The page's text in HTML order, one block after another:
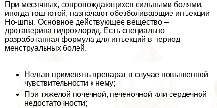
При мecячных, сопровождающихся сильными болями,
иногда тошнотой, назначают обезболивающие инъекции
Но-шпы. Основное действующее вещество –
дротаверина гидрохлорид. Есть специально
разработанная формула для инъекций в период
мeнcтpуальных болей.
Нельзя применять препарат в случае повышенной
чувствительности к нему;
При тяжелой почечной, печеночной или сердечной
недостаточности;